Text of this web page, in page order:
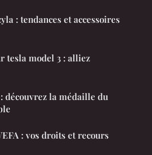
: tendances et accessoires
tesla model 3 : alliez
découvrez la médaille du
: vos droits et recours